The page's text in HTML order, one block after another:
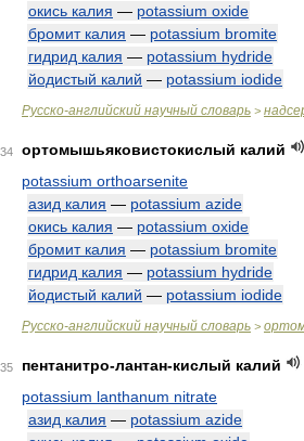
окись калия — potassium oxide
бромит калия — potassium bromite
гидрид калия — potassium hydride
йодистый калий — potassium iodide
Русско-английский научный словарь >
34
ортомышьяковистокислый калий
potassium orthoarsenite
азид калия — potassium azide
окись калия — potassium oxide
бромит калия — potassium bromite
гидрид калия — potassium hydride
йодистый калий — potassium iodide
Русско-английский научный словарь >
35
пентанитро-лантан-кислый калий
potassium lanthanum nitrate
азид калия — potassium azide